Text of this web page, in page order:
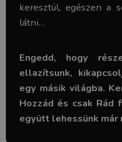
keresztül, egészen a
látni…
Engedd, hogy
ellazítsunk,
egy másik világba.
Hozzád és csak Rád
együtt lehessünk már